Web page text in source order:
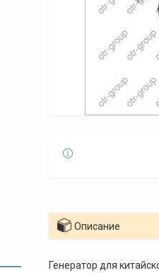
Описание
Генератор для